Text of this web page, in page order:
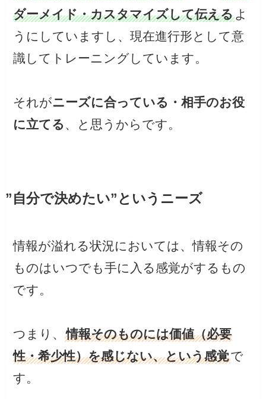
ダーメイド・カスタマイズして伝える よ
うにしていますし、現在進行形として意
識してトレーニングしています。
それがニーズに合っている・相手のお役
に立てる 、と思うからです。
”自分で決めたい”というニーズ
情報が溢れる状況においては、情報その
ものはいつでも手に入る感覚がするもの
です。
つまり、情報そのものには価値（必要
性・希少性）を感じない、という感覚で
す。